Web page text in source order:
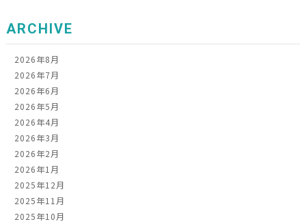
ARCHIVE
2026年8月
2026年7月
2026年6月
2026年5月
2026年4月
2026年3月
2026年2月
2026年1月
2025年12月
2025年11月
2025年10月